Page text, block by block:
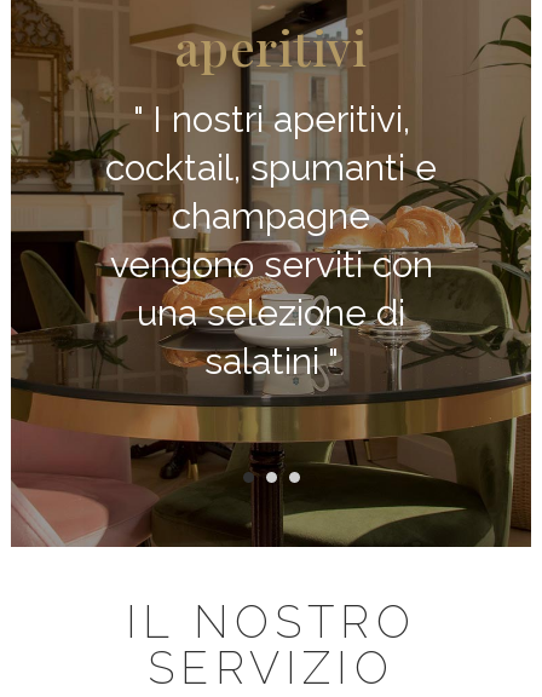
pane
aperitivi
" I nostri aperitivi,
cocktail, spumanti e
champagne
vengono serviti con
una selezione di
salatini "
" I
IL NOSTRO
SERVIZIO